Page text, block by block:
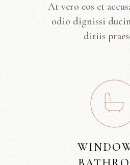
At vero eos et
odio dignissi
ditiis